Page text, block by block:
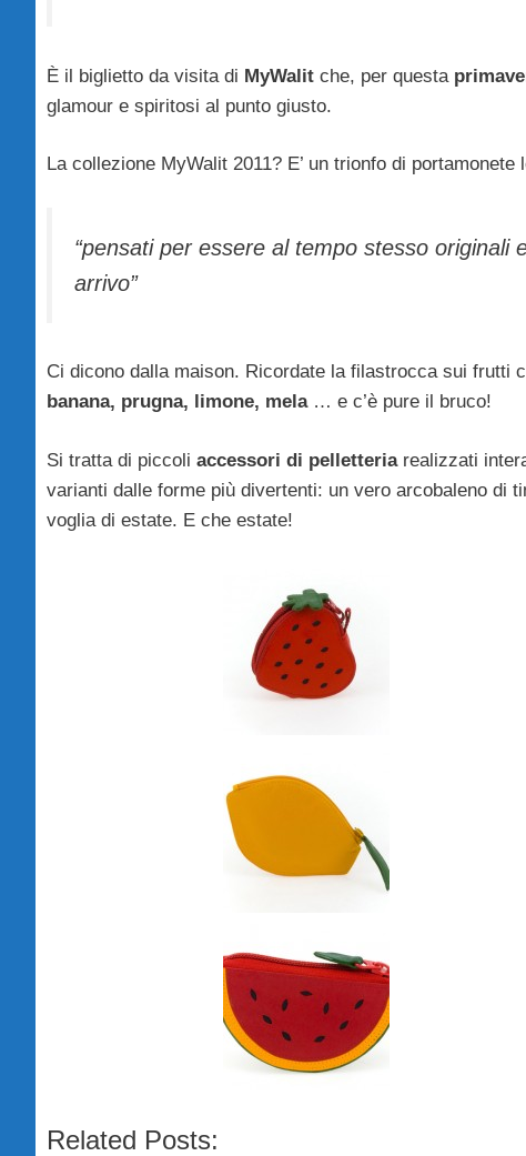
È il biglietto da visita di MyWalit che, per questa
glamour e spiritosi al punto giusto.
La collezione MyWalit 2011? E’ un trionfo di
“pensati per essere al tempo stesso originali
arrivo”
Ci dicono dalla maison. Ricordate la filastrocca sui frutti
banana, prugna, limone, mela … e c’è pure il bruco!
Si tratta di piccoli accessori di pelletteriarealizzati
varianti dalle forme più divertenti: un vero arcobaleno di
voglia di estate. E che estate!
Related Posts: